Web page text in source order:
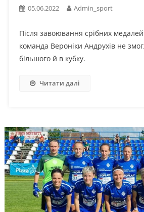
05.06.2022 Admin_sport
Після завоювання срібних
команда Вероніки Андрухів не
більшого й в кубку.
Читати далі